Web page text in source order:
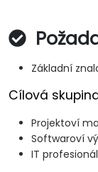
Základní
Cílová
Projektoví
Softwaroví
IT